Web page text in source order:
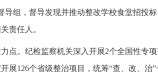
组，督导发现并推动整改学校食堂招投
责任人。
点。纪检监察机关深入开展2个全国性专
展126个省级整治项目，统筹“查、改、治